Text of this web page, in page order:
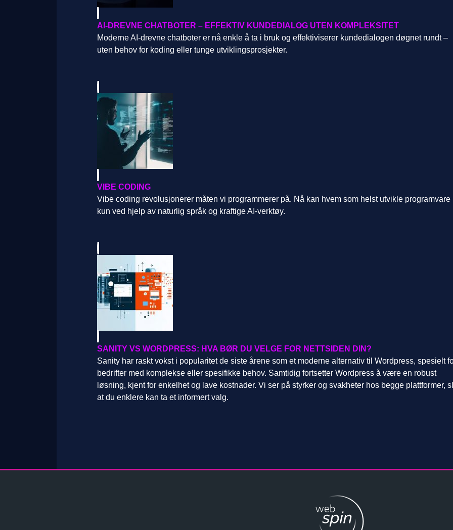
AI-DREVNE CHATBOTER – EFFEKTIV KUNDEDIALOG UTEN KOMPLEKSITET
Moderne AI-drevne chatboter er nå enkle å ta i bruk og effektiviserer kundedialogen døgnet rundt –
uten behov for koding eller tunge utviklingsprosjekter.
VIBE CODING
Vibe coding revolusjonerer måten vi programmerer på. Nå kan hvem som helst utvikle programvare
kun ved hjelp av naturlig språk og kraftige AI-verktøy.
SANITY VS WORDPRESS: HVA BØR DU VELGE FOR NETTSIDEN DIN?
Sanity har raskt vokst i popularitet de siste årene som et moderne alternativ til Wordpress, spesielt
bedrifter med komplekse eller spesifikke behov. Samtidig fortsetter Wordpress å være en robust
løsning, kjent for enkelhet og lave kostnader. Vi ser på styrker og svakheter hos begge plattformer,
at du enklere kan ta et informert valg.